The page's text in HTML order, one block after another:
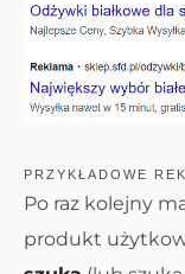
PRZYKŁADOWE
Po raz kolejny
produkt